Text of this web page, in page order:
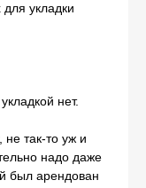
укладки
нет.
так-то уж и
надо даже
был арендован